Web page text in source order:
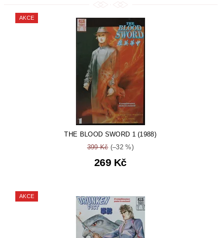
AKCE
THE BLOOD SWORD 1 (1988)
399 Kč(–32 %)
269 Kč
AKCE